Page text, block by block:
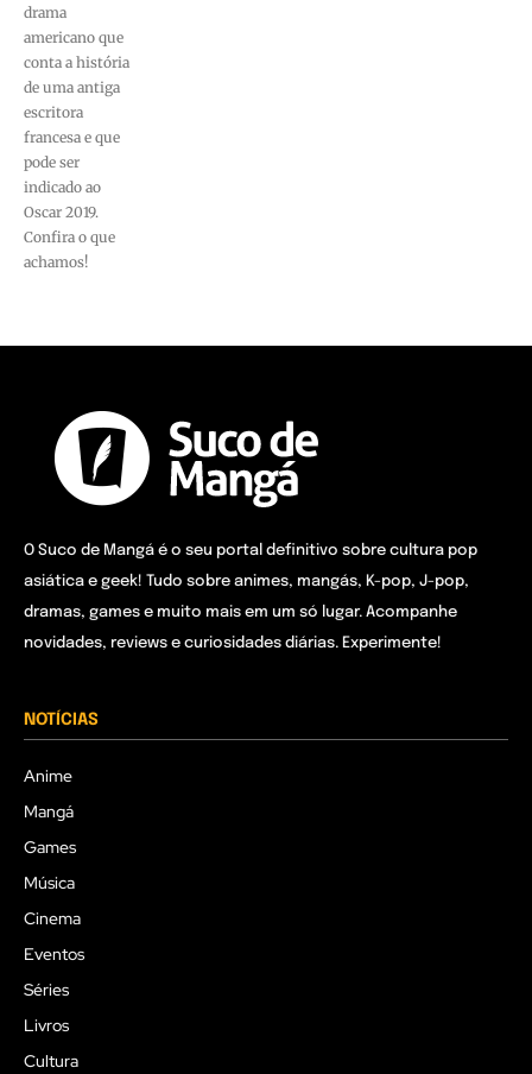
drama
americano que
conta a história
de uma antiga
escritora
francesa e que
pode ser
indicado ao
Oscar 2019.
Confira o que
achamos!
O Suco de Mangá é o seu portal definitivo sobre cultura pop
asiática e geek! Tudo sobre animes, mangás, K-pop, J-pop,
dramas, games e muito mais em um só lugar. Acompanhe
novidades, reviews e curiosidades diárias. Experimente!
NOTÍCIAS
Anime
Mangá
Games
Música
Cinema
Eventos
Séries
Livros
Cultura